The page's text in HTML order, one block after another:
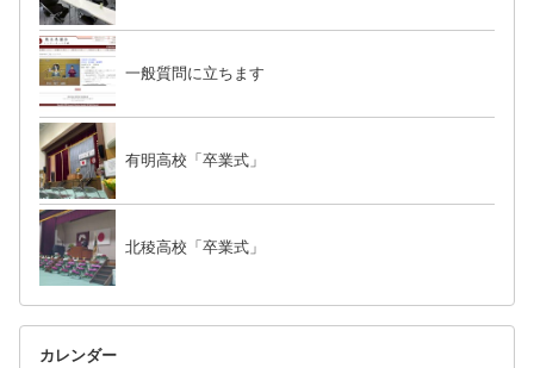
一般質問に立ちます
有明高校「卒業式」
北稜高校「卒業式」
カレンダー